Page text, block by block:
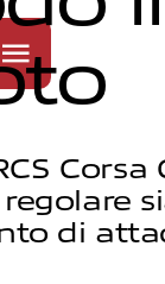
to
Corsa
di